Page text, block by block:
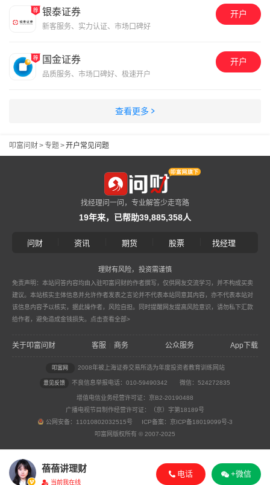
银泰证券
新客服务、实力认证、市场口碑好
开户
国金证券
品质服务、市场口碑好、极速开户
开户
查看更多
叩富问财>专题 >开户常见问题
蓓蓓讲理财
当前我在线
+微信
电话
找经理问一问，专业解答少走弯路
19年来，已帮助39,885,358人
问财 资讯 期货 股票 找经理
理财有风险，投资需谨慎
免责声明：本站问答内容均由入驻叩富问财的作者撰写，仅供网友交流学习，并不构成买卖
建议。本站核实主体信息并允许作者发表之言论并不代表本站同意其内容，亦不代表本站对
该信息内容予以核实，据此操作者，风险自担。同时提醒网友提高风险意识，请勿私下汇款
给作者，避免造成金钱损失。 点击查看全部>
关于叩富问财 客服 商务 公众服务 App下载
叩富网 2008年被上海证券交易所选为年度投资者教育训练网站
意见反馈 不良信息举报电话：010-59490342 微信：524272835
增值电信业务经营许可证：京B2-20190488
广播电视节目制作经营许可证：（京）字第18189号
公网安备：11010802032515号 ICP备案：京ICP备18019099号-3
叩富网版权所有 © 2007-2025